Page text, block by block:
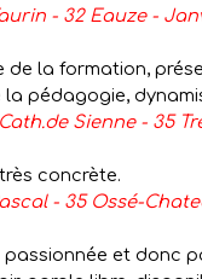
- 32 Eauze -
de la formation,
la pédagogie,
Sienne - 35
concrète.
- 35 Ossé-
passionnée et donc